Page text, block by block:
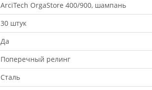
ArciTech OrgaStore 400/900, шампань
30 штук
Да
Поперечный релинг
Сталь